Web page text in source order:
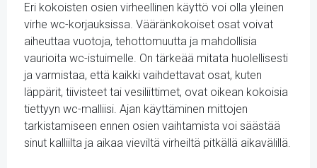
Eri kokoisten osien virheellinen käyttö voi olla yleinen
virhe wc-korjauksissa. Vääränkokoiset osat voivat
aiheuttaa vuotoja, tehottomuutta ja mahdollisia
vaurioita wc-istuimelle. On tärkeää mitata huolellisesti
ja varmistaa, että kaikki vaihdettavat osat, kuten
läppärit, tiivisteet tai vesiliittimet, ovat oikean kokoisia
tiettyyn wc-malliisi. Ajan käyttäminen mittojen
tarkistamiseen ennen osien vaihtamista voi säästää
sinut kalliilta ja aikaa vieviltä virheiltä pitkällä aikavälillä.